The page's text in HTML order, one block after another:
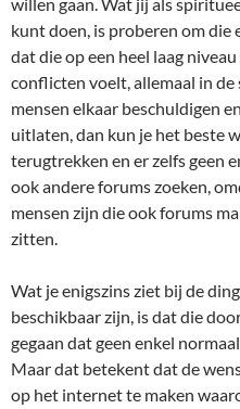
kunt doen, is proberen om die
dat die op een heel laag
conflicten voelt, allemaal in
mensen elkaar beschuldigen
uitlaten, dan kun je het beste
terugtrekken en er zelfs geen
ook andere forums zoeken,
mensen zijn die ook forums
zitten.
Wat je enigszins ziet bij de
beschikbaar zijn, is dat die
gegaan dat geen enkel
Maar dat betekent dat de
op het internet te maken